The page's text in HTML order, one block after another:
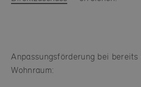
Anpassungsförderung bei bereits
Wohnraum: